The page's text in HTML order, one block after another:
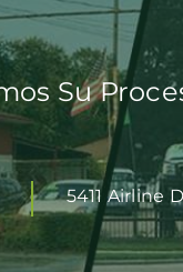
Su
5411 Airline